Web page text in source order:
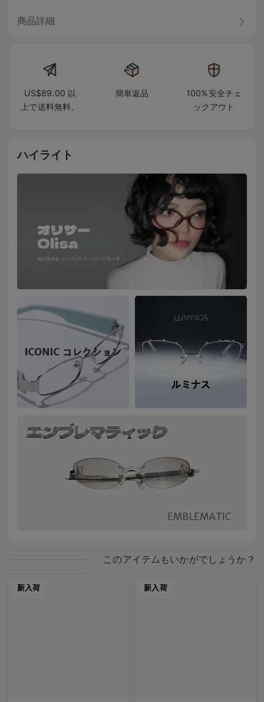
商品詳細
US$89.00 以
上で送料無料。
簡単返品
100%安全チェ
ックアウト
ハイライト
このアイテムもいかがでしょうか？
新入荷 新入荷